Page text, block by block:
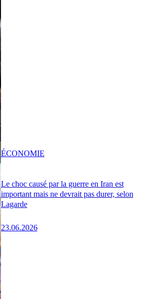
Le choc causé par la guerre en Iran est
important mais ne devrait pas durer, selon
Lagarde
23.06.2026
ÉCONOMIE